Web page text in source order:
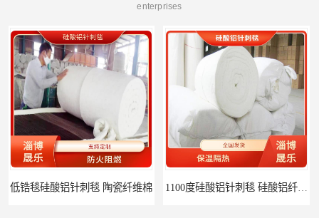
enterprises
1100度硅酸铝针刺毯 硅酸铝纤维毡